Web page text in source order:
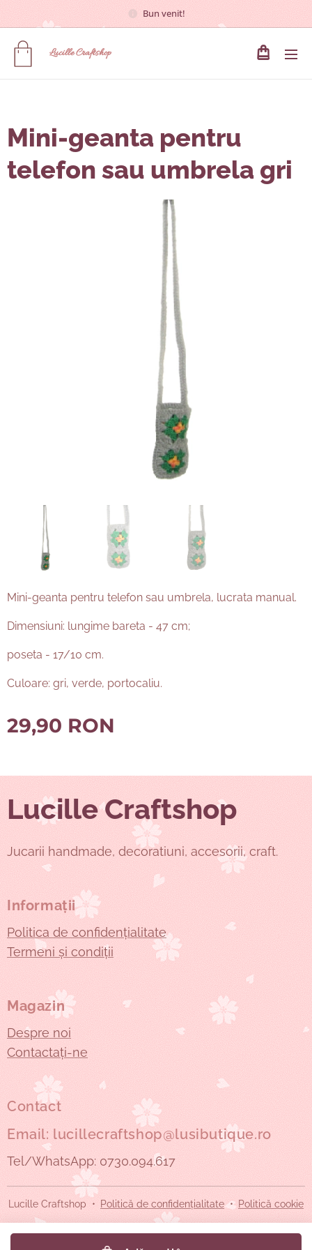
Bun venit!
LucilleCraftshop
Mini-geanta pentru
telefon sau umbrela gri
Mini-geanta pentru telefon sau umbrela, lucrata manual.
Dimensiuni: lungime bareta - 47 cm;
poseta - 17/10 cm.
Culoare: gri, verde, portocaliu.
29,90 RON
Lucille Craftshop
Jucarii handmade, decoratiuni, accesorii, craft.
Informații
Politica de confidențialitate
Termeni și condiții
Magazin
Despre noi
Contactați-ne
Contact
Email: lucillecraftshop@lusibutique.ro
Tel/WhatsApp: 0730.094.617
Lucille Craftshop Politică de confidențialitate Politică cookie